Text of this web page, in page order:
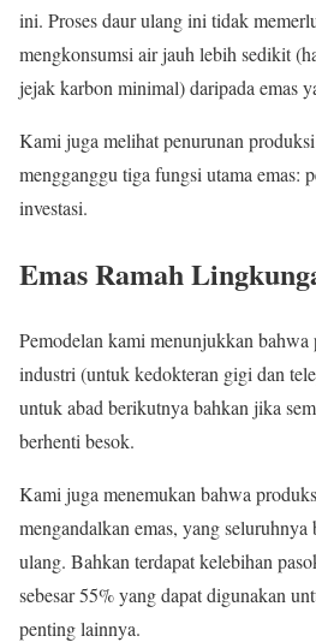
ini. Proses daur ulang ini tidak
mengkonsumsi air jauh lebih sedikit
jejak karbon minimal) daripada emas
Kami juga melihat penurunan
mengganggu tiga fungsi utama emas:
investasi.
Emas Ramah
Pemodelan kami menunjukkan bahwa
industri (untuk kedokteran gigi dan
untuk abad berikutnya bahkan jika
berhenti besok.
Kami juga menemukan bahwa
mengandalkan emas, yang
ulang. Bahkan terdapat kelebihan
sebesar 55% yang dapat digunakan
penting lainnya.